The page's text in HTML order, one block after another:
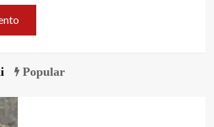
Popular